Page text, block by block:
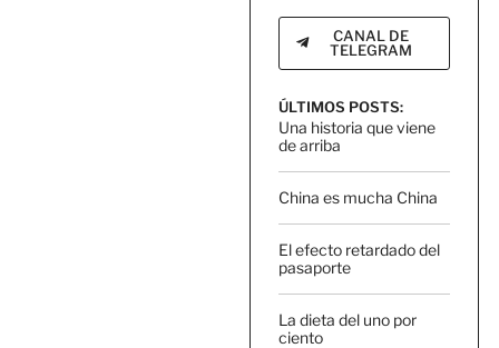
CANAL DE
TELEGRAM
ÚLTIMOS POSTS:
Una historia que viene
de arriba
China es mucha China
El efecto retardado del
pasaporte
La dieta del uno por
ciento